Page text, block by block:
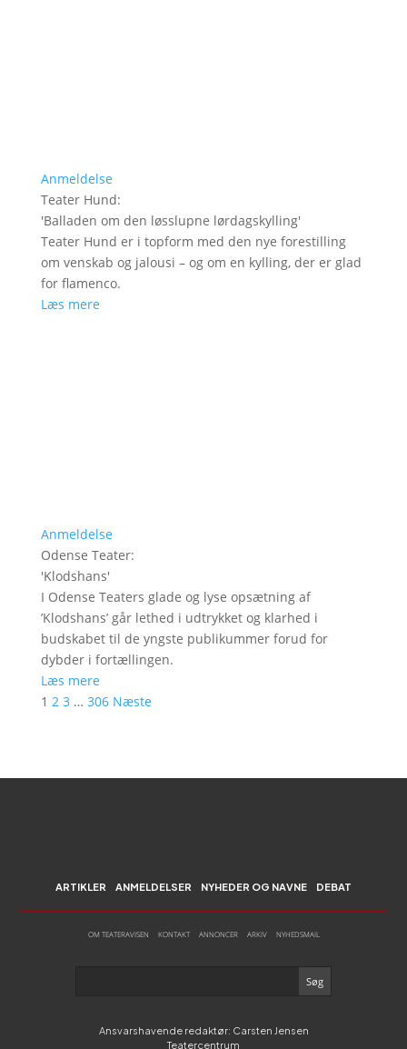
Anmeldelse
Teater Hund:
'Balladen om den løsslupne lørdagskylling'
Teater Hund er i topform med den nye forestilling
om venskab og jalousi – og om en kylling, der er glad
for flamenco.
Læs mere
Anmeldelse
Odense Teater:
'Klodshans'
I Odense Teaters glade og lyse opsætning af
’Klodshans’ går lethed i udtrykket og klarhed i
budskabet til de yngste publikummer forud for
dybder i fortællingen.
Læs mere
1 2 3 … 306 Næste
ARTIKLER ANMELDELSER NYHEDER OG NAVNE DEBAT
OM TEATERAVISEN KONTAKT ANNONCER ARKIV NYHEDSMAIL
Ansvarshavende redaktør: Carsten Jensen
Teatercentrum